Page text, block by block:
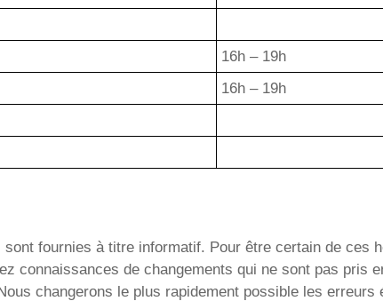
16h – 19h
16h – 19h
fournies à titre informatif. Pour être certain de ces
connaissances de changements qui ne sont pas pris
changerons le plus rapidement possible les erreurs